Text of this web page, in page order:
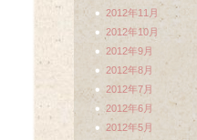
2012年11月
2012年10月
2012年9月
2012年8月
2012年7月
2012年6月
2012年5月